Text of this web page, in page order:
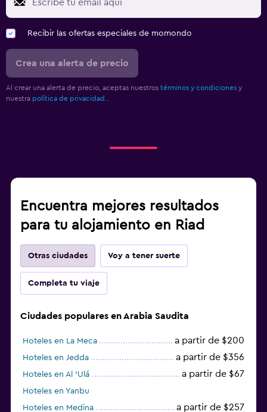
Recibir las ofertas especiales de momondo
Crea una alerta de precio
Al crear una alerta de precio, aceptas nuestros términos y condiciones y
nuestra política de privacidad.
Encuentra mejores resultados
para tu alojamiento en Riad
Otras ciudades Voy a tener suerte
Completa tu viaje
Ciudades populares en Arabia Saudita
Hoteles en La Meca a partir de $200
Hoteles en Jedda a partir de $356
Hoteles en Al ‘Ulá a partir de $67
Hoteles en Yanbu
Hoteles en Medina
a partir de $257